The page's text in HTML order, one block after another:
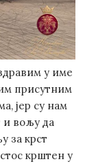
у име
присутним
јер су нам
и вољу да
за крст
крштен у